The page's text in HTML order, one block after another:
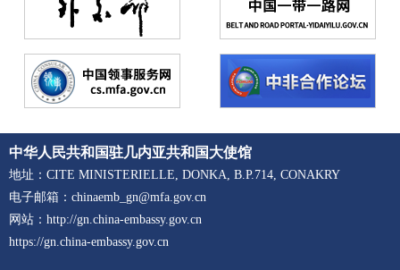
中华人民共和国驻几内亚共和国大使馆
地址：CITE MINISTERIELLE, DONKA, B.P.714, CONAKRY
电子邮箱：chinaemb_gn@mfa.gov.cn
网站：http://gn.china-embassy.gov.cn
https://gn.china-embassy.gov.cn